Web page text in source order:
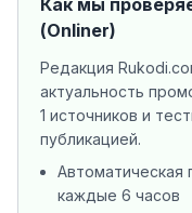
Как мы
(Onliner)
Редакция
актуальность
1 источников и
публикацией.
Автоматическая
каждые 6 часов